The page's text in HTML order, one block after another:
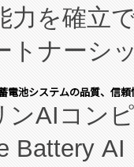
力を確立
トナーシ
実績ある
プ
薬品製造
電池システムの品質、信
ンAIコン
Battery